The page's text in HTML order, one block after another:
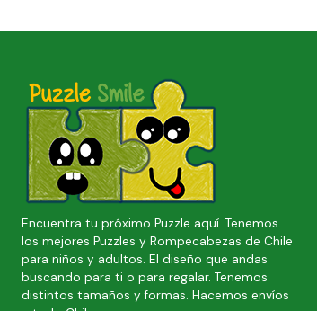
Encuentra tu próximo Puzzle aquí. Tenemos
los mejores Puzzles y Rompecabezas de Chile
para niños y adultos. El diseño que andas
buscando para ti o para regalar. Tenemos
distintos tamaños y formas. Hacemos envíos